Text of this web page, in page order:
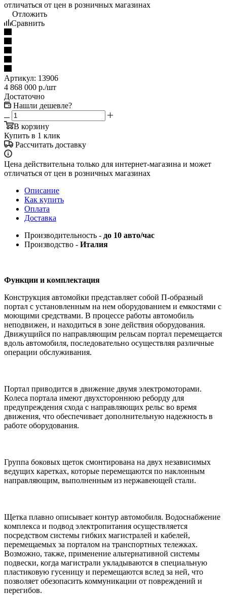
отличаться от цен в розничных магазинах
Отложить
Сравнить
Артикул: 13906
4 868 000 р./шт
Достаточно
Нашли дешевле?
В корзину
Купить в 1 клик
Рассчитать доставку
Цена действительна только для интернет-магазина и может
отличаться от цен в розничных магазинах
Описание
Как купить
Оплата
Доставка
Производительность - до 10 авто/час
Производство - Италия
Функции и комплектация
Конструкция автомойки представляет собой П-образный
портал с установленным на нем оборудованием и емкостями с
моющими средствами. В процессе работы автомобиль
неподвижен, и находиться в зоне действия оборудования.
Движущийся по направляющим рельсам портал перемещается
вдоль автомобиля, последовательно осуществляя различные
операции обслуживания.
Портал приводится в движение двумя электромоторами.
Колеса портала имеют двухстороннюю реборду для
предупреждения схода с направляющих рельс во время
движения, что обеспечивает дополнительную надежность в
работе оборудования.
Группа боковых щеток смонтирована на двух независимых
ведущих каретках, которые перемещаются по наклонным
направляющим, выполненным из нержавеющей стали.
Щетка плавно описывает контур автомобиля. Водоснабжение
комплекса и подвод электропитания осуществляется
посредством системы гибких магистралей и кабелей,
перемещаемых за порталом на транспортных тележках.
Возможно, также, применение альтернативной системы
подвески, когда магистрали укладываются в специальную
пластиковую гусеницу и перемещаются вслед за ней, что
позволяет обезопасить коммуникации от повреждений и
перегибов.